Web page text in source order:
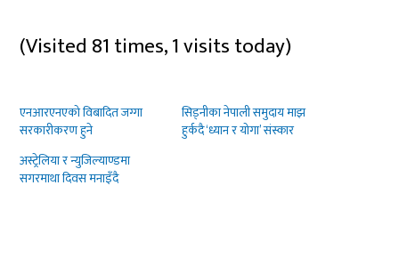
(Visited 81 times, 1 visits today)
एनआरएनएको विबादित जग्गा
सरकारीकरण हुने
सिड्नीका नेपाली समुदाय माझ
हुर्कदै ‘ध्यान र योगा’ संस्कार
अस्ट्रेलिया र न्युजिल्याण्डमा
सगरमाथा दिवस मनाइँदै